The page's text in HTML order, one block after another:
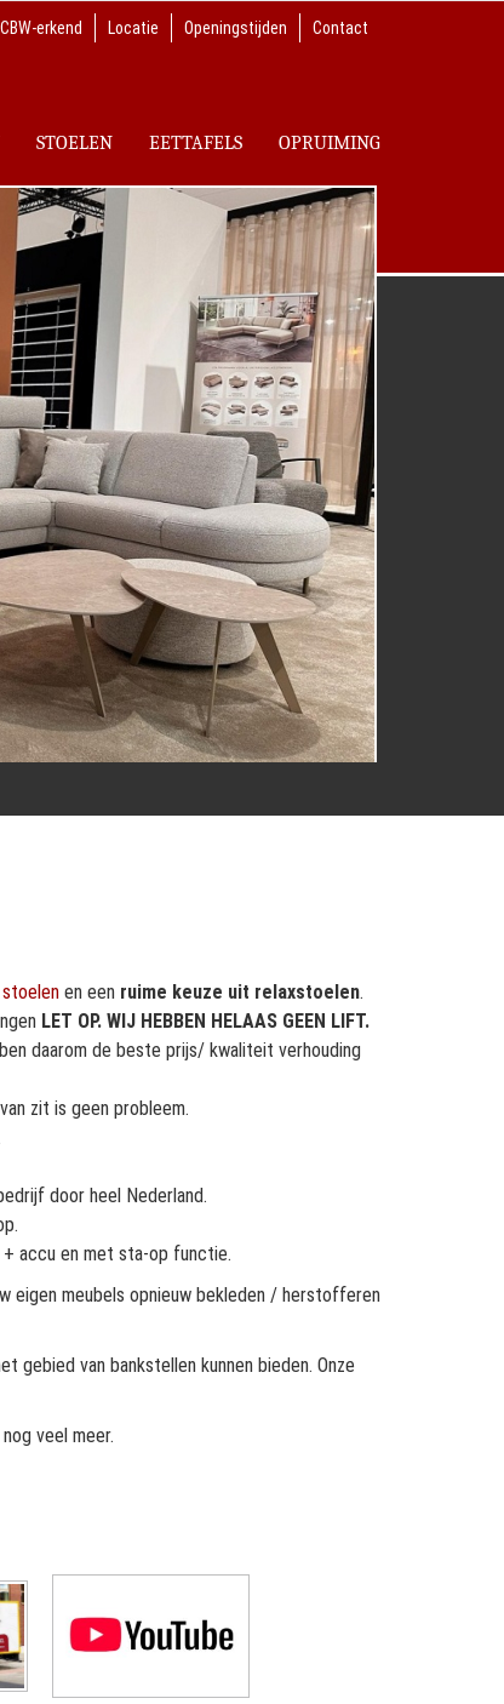
CBW-erkend Locatie Openingstijden Contact
STOELEN EETTAFELS OPRUIMING
stoelenen een ruime keuze uit relaxstoelen.
LET OP. WIJ HEBBEN HELAAS GEEN LIFT.
daarom de beste prijs/ kwaliteit verhouding
zit is geen probleem.
door heel Nederland.
+ accu en met sta-op functie.
eigen meubels opnieuw bekleden / herstofferen
gebied van bankstellen kunnen bieden. Onze
veel meer.